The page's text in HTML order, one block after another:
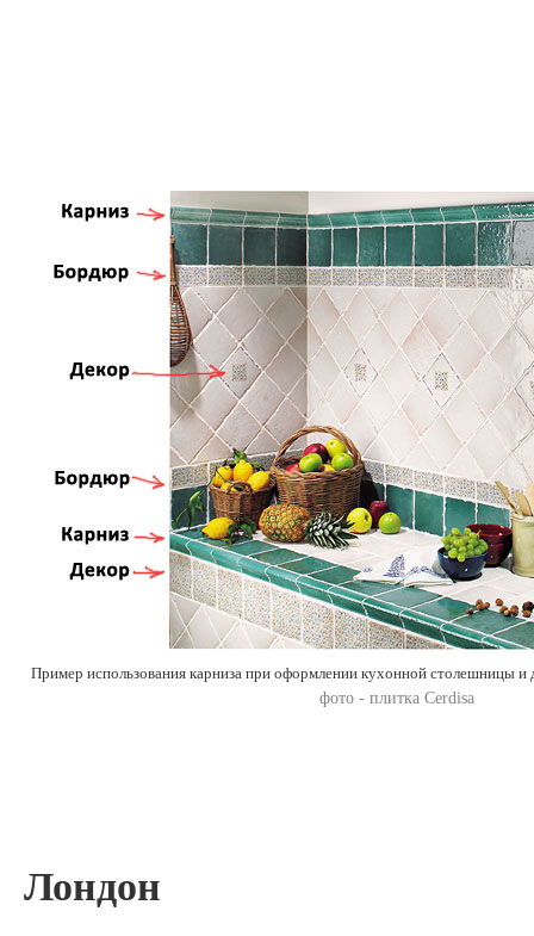
Пример использования карниза при оформлении кухонной столешницы и
фото - плитка Cerdisa
Лондон